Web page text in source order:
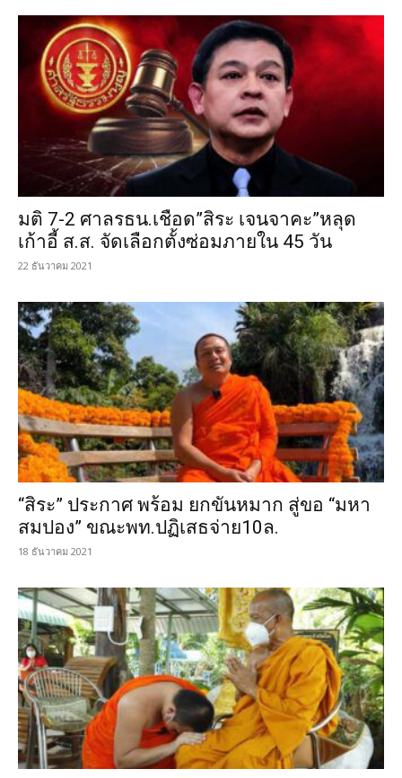
มติ 7-2 ศาลรธน.เชือด”สิระ เจนจาคะ”หลุด
เก้าอี้ ส.ส. จัดเลือกตั้งซ่อมภายใน 45 วัน
22 ธันวาคม 2021
“สิระ” ประกาศ พร้อม ยกขันหมาก สู่ขอ “มหา
สมปอง” ขณะพท.ปฏิเสธจ่าย10ล.
18 ธันวาคม 2021